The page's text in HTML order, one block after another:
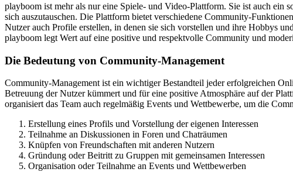
playboom ist mehr als nur eine Spiele- und Video-Plattform. Sie ist auch ein
sich auszutauschen. Die Plattform bietet verschiedene Community-
Nutzer auch Profile erstellen, in denen sie sich vorstellen und ihre Hobbys
playboom legt Wert auf eine positive und respektvolle Community und
Die Bedeutung von Community-Management
Community-Management ist ein wichtiger Bestandteil jeder erfolgreichen
Betreuung der Nutzer kümmert und für eine positive Atmosphäre auf der
organisiert das Team auch regelmäßig Events und Wettbewerbe, um die
Erstellung eines Profils und Vorstellung der eigenen Interessen
Teilnahme an Diskussionen in Foren und Chaträumen
Knüpfen von Freundschaften mit anderen Nutzern
Gründung oder Beitritt zu Gruppen mit gemeinsamen Interessen
Organisation oder Teilnahme an Events und Wettbewerben